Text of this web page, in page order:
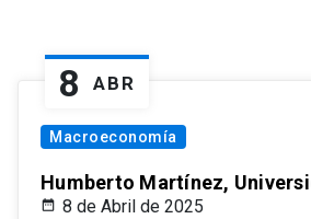
8 ABR
Macroeconomía
Humberto Martínez,
8 de Abril de 2025